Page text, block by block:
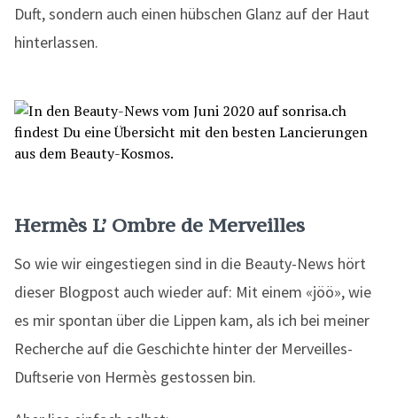
Duft, sondern auch einen hübschen Glanz auf der Haut
hinterlassen.
Hermès L’ Ombre de Merveilles
So wie wir eingestiegen sind in die Beauty-News hört
dieser Blogpost auch wieder auf: Mit einem «jöö», wie
es mir spontan über die Lippen kam, als ich bei meiner
Recherche auf die Geschichte hinter der Merveilles-
Duftserie von Hermès gestossen bin.